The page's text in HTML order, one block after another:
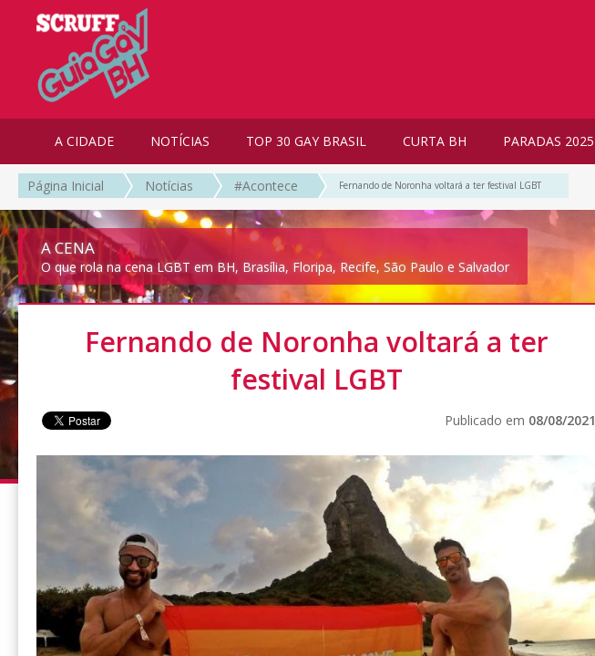
A CIDADE NOTÍCIAS TOP 30 GAY BRASIL CURTA BH PARADAS 2025
Página Inicial Notícias #Acontece Fernando de Noronha voltará a ter festival LGBT
A CENA
O que rola na cena LGBT em BH, Brasília, Floripa, Recife, São Paulo e Salvador
Fernando de Noronha voltará a ter
festival LGBT
Publicado em 08/08/2021